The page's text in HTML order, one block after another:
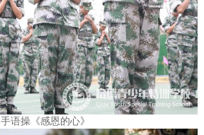
手语操《感恩的心》